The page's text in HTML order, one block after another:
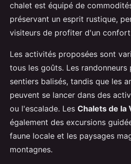
chalet est équipé de
préservant un esprit rustique,
visiteurs de profiter d'un confort
Les activités proposées sont
tous les goûts. Les
sentiers balisés, tandis que les
peuvent se lancer dans des
ou l'escalade. Les Chalets de la
également des excursions
faune locale et les paysages
montagnes.